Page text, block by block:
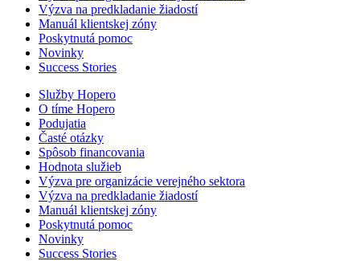
Výzva na predkladanie žiadostí
Manuál klientskej zóny
Poskytnutá pomoc
Novinky
Success Stories
Služby Hopero
O tíme Hopero
Podujatia
Časté otázky
Spôsob financovania
Hodnota služieb
Výzva pre organizácie verejného sektora
Výzva na predkladanie žiadostí
Manuál klientskej zóny
Poskytnutá pomoc
Novinky
Success Stories